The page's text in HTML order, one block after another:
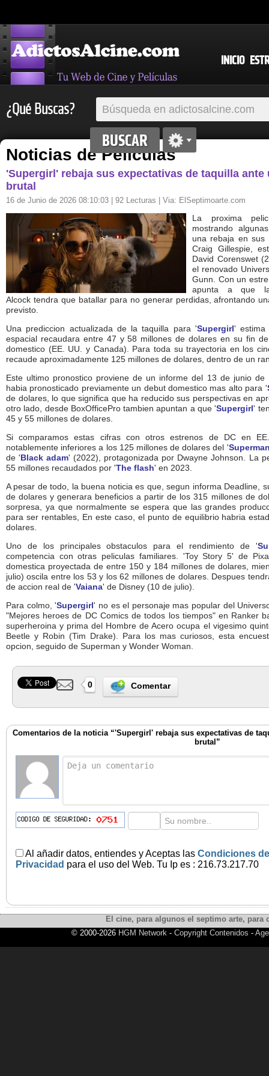
INICIO
¿Qué Buscas?
Noticias de Películas
'Supergirl' rebaja sus expectativas de taquilla ante
brutal
16 de Junio de 2026 08:10:03 | 92 Lecturas | Via: ElSeptimoarte.com
La proxima
mostrando
una rebaja en sus
Craig Gillespie,
David Corenswet
el renovado
Gunn. Con un
apunta a que
Alcock tendra que batallar para no generar perdidas, afrontando
previsto.
Una prediccion actualizada de la taquilla para 'Supergirl' estima
espacial recaudara entre 47 y 58 millones de dolares en su fin
domestico (EE. UU. y Canada). Para toda su trayectoria en los
recaude aproximadamente 125 millones de dolares, dentro de un
Este ultimo pronostico proviene de un informe del 13 de junio de
habia pronosticado previamente un debut domestico mas alto para '
de dolares, lo que significa que ha reducido sus perspectivas en
otro lado, desde BoxOfficePro tambien apuntan a que 'Supergirl'
45 y 55 millones de dolares.
Si comparamos estas cifras con otros estrenos de DC en
notablemente inferiores a los 125 millones de dolares del '
de 'Black adam' (2022), protagonizada por Dwayne Johnson. La
55 millones recaudados por 'The flash' en 2023.
A pesar de todo, la buena noticia es que, segun informa Deadline,
de dolares y generara beneficios a partir de los 315 millones de
sorpresa, ya que normalmente se espera que las grandes
para ser rentables, En este caso, el punto de equilibrio habria
dolares.
Uno de los principales obstaculos para el rendimiento de '
competencia con otras peliculas familiares. 'Toy Story 5' de
domestica proyectada de entre 150 y 184 millones de dolares,
julio) oscila entre los 53 y los 62 millones de dolares. Despues
de accion real de 'Vaiana' de Disney (10 de julio).
Para colmo, 'Supergirl' no es el personaje mas popular del
"Mejores heroes de DC Comics de todos los tiempos" en Ranker
superheroina y prima del Hombre de Acero ocupa el vigesimo
Beetle y Robin (Tim Drake). Para los mas curiosos, esta
opcion, seguido de Superman y Wonder Woman.
0 Comentar
Comentarios de la noticia “'Supergirl' rebaja sus expectativas de
brutal”
Al añadir datos, entiendes y Aceptas las Condiciones
Privacidad para el uso del Web. Tu Ip es : 216.73.217.70
El cine, para algunos el septimo arte,
© 2000-2026 HGM Network - Copyright Contenidos -